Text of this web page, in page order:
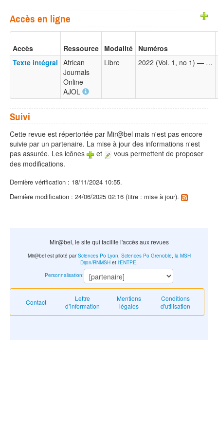
Accès en ligne
Accès Ressource Modalité Numéros
Texte intégral African
Journals
Online —
AJOL
Libre 2022 (Vol. 1, no 1) — …
Suivi
Cette revue est répertoriée par Mir@bel mais n'est pas encore
suivie par un partenaire. La mise à jour des informations n'est
pas assurée. Les icônes
et
vous permettent de proposer
des modifications.
Dernière vérification : 18/11/2024 10:55.
Dernière modification : 24/06/2025 02:16 (titre : mise à jour).
Mir@bel, le site qui facilite l'accès aux revues
Contact
Lettre
d’information
Mentions
légales
Conditions
d'utilisation
Mir@bel est piloté parSciences Po Lyon Sciences Po Grenoble, la MSH
Dijon/RNMSH et l'ENTPE
Personnalisation: